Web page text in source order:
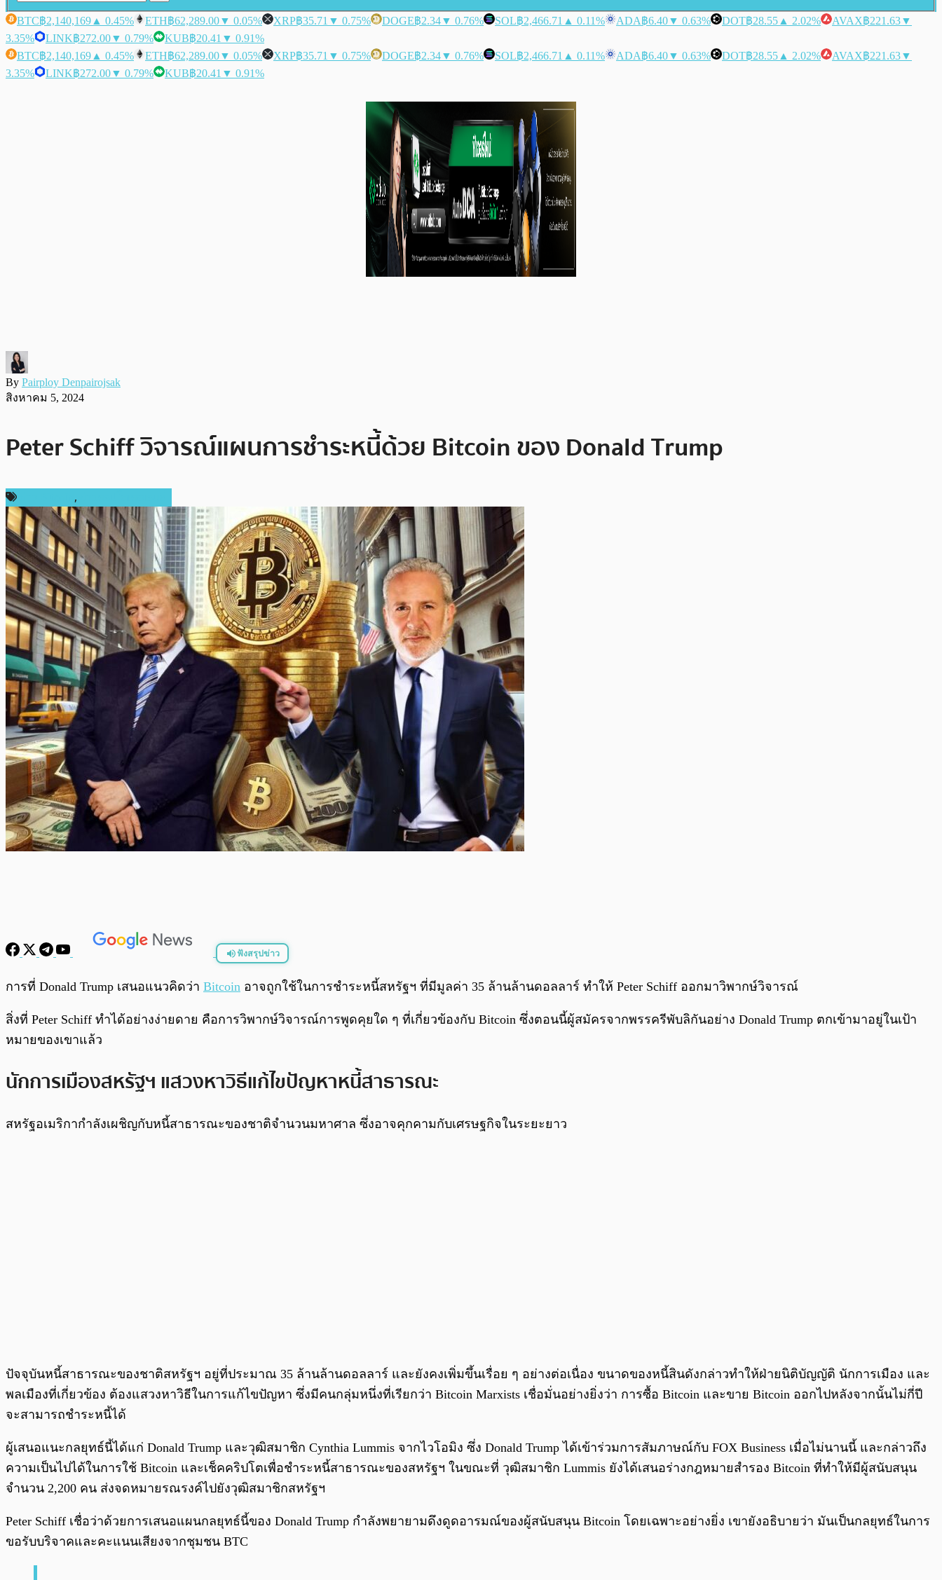
BTC฿2,140,169 ▲ 0.45% ETH฿62,289.00▼ 0.05% XRP฿35.71 ▼ 0.75% DOGE฿2.34▼ 0.76% SOL฿2,466.71 ▲ 0.11% ADA฿6.40▼ 0.63% DOT฿28.55 ▲ 2.02% AVAX฿221.63▼
3.35%
LINK฿272.00▼ 0.79% KUB฿20.41 ▼ 0.91%
BTC฿2,140,169 ▲ 0.45% ETH฿62,289.00▼ 0.05% XRP฿35.71 ▼ 0.75% DOGE฿2.34▼ 0.76% SOL฿2,466.71 ▲ 0.11% ADA฿6.40▼ 0.63% DOT฿28.55 ▲ 2.02% AVAX฿221.63▼
3.35%
LINK฿272.00▼ 0.79% KUB฿20.41 ▼ 0.91%
By Pairploy Denpairojsak
สิงหาคม 5, 2024
Peter Schiff วิจารณ์แผนการชำระหนี้ด้วย Bitcoin ของ Donald Trump
,
ฟังสรุปข่าว
พร้อมเล่น
การที่ Donald Trump เสนอแนวคิดว่า Bitcoin อาจถูกใช้ในการชำระหนี้สหรัฐฯ ที่มีมูลค่า 35 ล้านล้านดอลลาร์ ทำให้ Peter Schiff ออกมาวิพากษ์วิจารณ์
สิ่งที่ Peter Schiff ทำได้อย่างง่ายดาย คือการวิพากษ์วิจารณ์การพูดคุยใด ๆ ที่เกี่ยวข้องกับ Bitcoin ซึ่งตอนนี้ผู้สมัครจากพรรครีพับลิกันอย่าง Donald Trump ตกเข้ามาอยู่ในเป้า
หมายของเขาแล้ว
นักการเมืองสหรัฐฯ แสวงหาวิธีแก้ไขปัญหาหนี้สาธารณะ
สหรัฐอเมริกากำลังเผชิญกับหนี้สาธารณะของชาติจำนวนมหาศาล ซึ่งอาจคุกคามกับเศรษฐกิจในระยะยาว
ปัจจุบันหนี้สาธารณะของชาติสหรัฐฯ อยู่ที่ประมาณ 35 ล้านล้านดอลลาร์ และยังคงเพิ่มขึ้นเรื่อย ๆ อย่างต่อเนื่อง ขนาดของหนี้สินดังกล่าวทำให้ฝ่ายนิติบัญญัติ นักการเมือง และ
พลเมืองที่เกี่ยวข้อง ต้องแสวงหาวิธีในการแก้ไขปัญหา ซึ่งมีคนกลุ่มหนึ่งที่เรียกว่า Bitcoin Marxists เชื่อมั่นอย่างยิ่งว่า การซื้อ Bitcoin และขาย Bitcoin ออกไปหลังจากนั้นไม่กี่ปี
จะสามารถชำระหนี้ได้
ผู้เสนอแนะกลยุทธ์นี้ได้แก่ Donald Trump และวุฒิสมาชิก Cynthia Lummis จากไวโอมิง ซึ่ง Donald Trump ได้เข้าร่วมการสัมภาษณ์กับ FOX Business เมื่อไม่นานนี้ และกล่าวถึง
ความเป็นไปได้ในการใช้ Bitcoin และเช็คคริปโตเพื่อชำระหนี้สาธารณะของสหรัฐฯ ในขณะที่ วุฒิสมาชิก Lummis ยังได้เสนอร่างกฎหมายสำรอง Bitcoin ที่ทำให้มีผู้สนับสนุน
จำนวน 2,200 คน ส่งจดหมายรณรงค์ไปยังวุฒิสมาชิกสหรัฐฯ
Peter Schiff เชื่อว่าด้วยการเสนอแผนกลยุทธ์นี้ของ Donald Trump กำลังพยายามดึงดูดอารมณ์ของผู้สนับสนุน Bitcoin โดยเฉพาะอย่างยิ่ง เขายังอธิบายว่า มันเป็นกลยุทธ์ในการ
ขอรับบริจาคและคะแนนเสียงจากชุมชน BTC